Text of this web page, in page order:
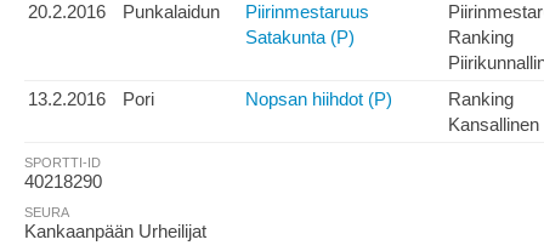
20.2.2016
Punkalaidun
Piirinmestaruus
Satakunta (P)
Ranking
13.2.2016
Pori Nopsan hiihdot (P)
Ranking
Kansallinen
SPORTTI-ID
40218290
SEURA
Kankaanpään Urheilijat